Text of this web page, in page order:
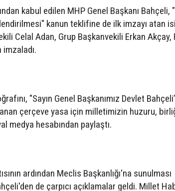
kabul edilen MHP Genel Başkanı Bahçeli,
kanun teklifine de ilk imzayı atan
Celal Adan, Grup Başkanvekili Erkan Akçay,
imzaladı.
"Sayın Genel Başkanımız Devlet
çerçeve yasa için milletimizin huzuru,
medya hesabından paylaştı.
ardından Meclis Başkanlığı'na sunulması
de çarpıcı açıklamalar geldi. Millet